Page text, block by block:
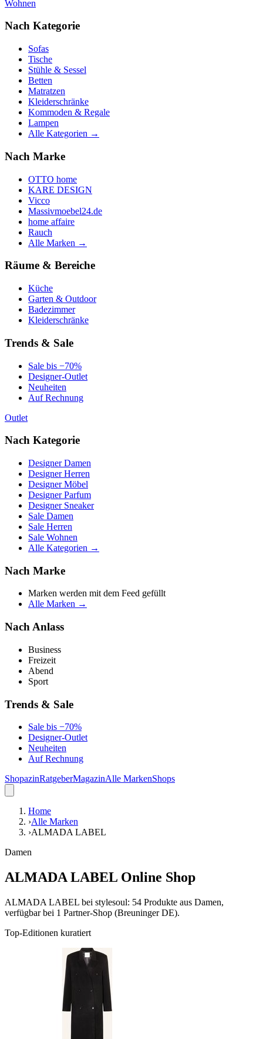
Wohnen
Nach Kategorie
Sofas
Tische
Stühle & Sessel
Betten
Matratzen
Kleiderschränke
Kommoden & Regale
Lampen
Alle Kategorien →
Nach Marke
OTTO home
KARE DESIGN
Vicco
Massivmoebel24.de
home affaire
Rauch
Alle Marken →
Räume & Bereiche
Küche
Garten & Outdoor
Badezimmer
Kleiderschränke
Trends & Sale
Sale bis −70%
Designer-Outlet
Neuheiten
Auf Rechnung
Outlet
Nach Kategorie
Designer Damen
Designer Herren
Designer Möbel
Designer Parfum
Designer Sneaker
Sale Damen
Sale Herren
Sale Wohnen
Alle Kategorien →
Nach Marke
Marken werden mit dem Feed gefüllt
Alle Marken →
Nach Anlass
Business
Freizeit
Abend
Sport
Trends & Sale
Sale bis −70%
Designer-Outlet
Neuheiten
Auf Rechnung
ShopazinRatgeberMagazinAlle MarkenShops
Home
›Alle Marken
›ALMADA LABEL
Damen
ALMADA LABEL Online Shop
ALMADA LABEL bei stylesoul: 54 Produkte aus Damen,
verfügbar bei 1 Partner-Shop (Breuninger DE).
Top-Editionen kuratiert